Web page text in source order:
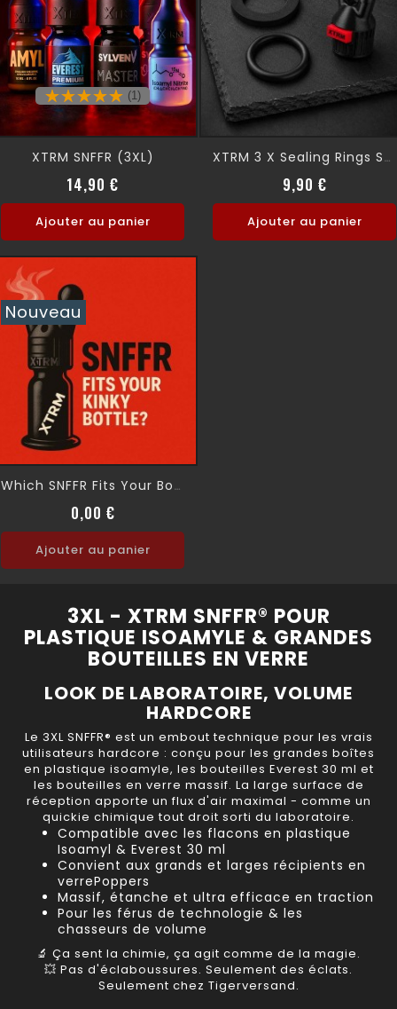
(1)
XTRM SNFFR (3XL)
14,90 €
Ajouter au panier
XTRM 3 X Sealing Rings SNFFR
9,90 €Prix
Ajouter au panier
Nouveau
Which SNFFR Fits Your Bottle?
0,00 €Prix
Ajouter au panier
3XL - XTRM SNFFR® POUR
PLASTIQUE ISOAMYLE & GRANDES
BOUTEILLES EN VERRE
LOOK DE LABORATOIRE, VOLUME
HARDCORE
Le 3XL SNFFR® est un embout technique pour les vrais
utilisateurs hardcore : conçu pour les grandes boîtes
en plastique isoamyle, les bouteilles Everest 30 ml et
les bouteilles en verre massif. La large surface de
réception apporte un flux d'air maximal - comme un
quickie chimique tout droit sorti du laboratoire.
Compatible avec les flacons en plastique
Isoamyl & Everest 30 ml
Convient aux grands et larges récipients en
verrePoppers
Massif, étanche et ultra efficace en traction
Pour les férus de technologie & les
chasseurs de volume
🔬 Ça sent la chimie, ça agit comme de la magie.
💥 Pas d'éclaboussures. Seulement des éclats.
Seulement chez Tigerversand.